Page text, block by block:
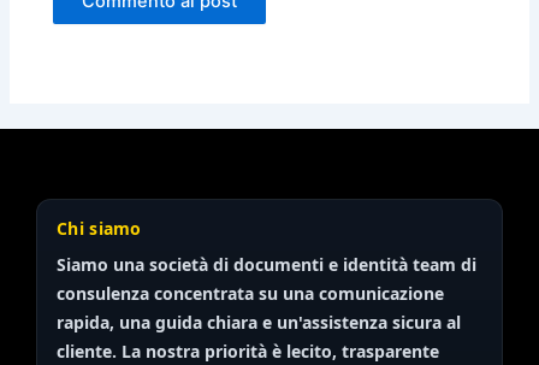
Chi siamo
Siamo una società di documenti e identità team di
consulenza concentrata su una comunicazione
rapida, una guida chiara e un'assistenza sicura al
cliente. La nostra priorità è lecito, trasparente